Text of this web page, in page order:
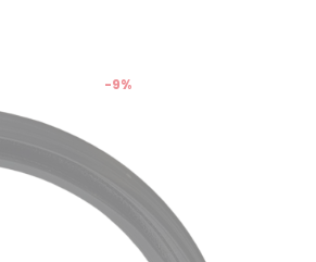
-9%